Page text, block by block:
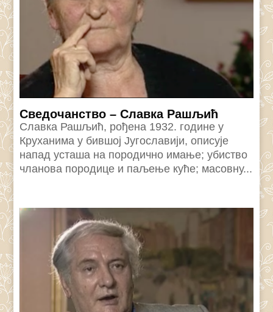
Сведочанство – Славка Рашљић
Славка Рашљић, рођена 1932. године у
Круханима у бившој Југославији, описује
напад усташа на породично имање; убиство
чланова породице и паљење куће; масовну...